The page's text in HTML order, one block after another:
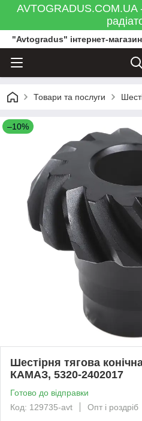
AVTOGRADUS.COM.UA
"Avtogradus" інтернет-магазин
Товари та послуги
–10%
Шестірня тягова
КАМАЗ, 5320-2402017
Готово до відправки
Код: 129735-avt
Опт і роздріб